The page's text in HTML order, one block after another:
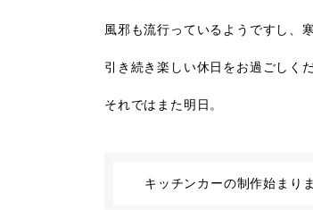
風邪も流行っているようですし、
引き続き楽しい休日をお過ごしくだ
それではまた明日。
キッチンカーの制作始まりま